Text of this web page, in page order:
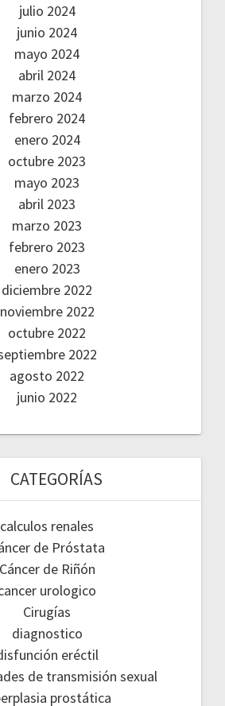
julio 2024
junio 2024
mayo 2024
abril 2024
marzo 2024
febrero 2024
enero 2024
octubre 2023
mayo 2023
abril 2023
marzo 2023
febrero 2023
enero 2023
diciembre 2022
noviembre 2022
octubre 2022
2022
agosto 2022
junio 2022
CATEGORÍAS
calculos renales
de Próstata
Cáncer de Riñón
urologico
Cirugías
diagnostico
eréctil
de transmisión sexual
prostática